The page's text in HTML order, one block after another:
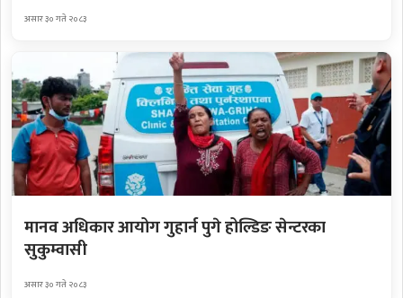
असार ३० गते २०८३
मानव अधिकार आयोग गुहार्न पुगे होल्डिङ सेन्टरका
सुकुम्वासी
असार ३० गते २०८३